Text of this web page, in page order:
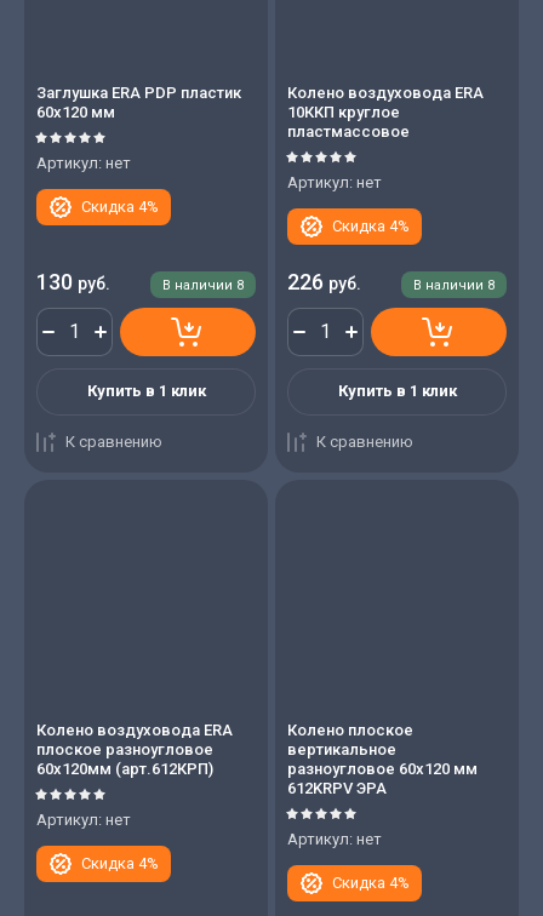
Заглушка ERA PDP пластик
60х120 мм
Артикул: нет
Скидка 4%
В наличии 8
130 руб.
Купить в 1 клик
К сравнению
Колено воздуховода ERA
10ККП круглое
пластмассовое
Артикул: нет
Скидка 4%
В наличии 8
226 руб.
Купить в 1 клик
К сравнению
Колено воздуховода ERA
плоское разноугловое
60х120мм (арт.612КРП)
Артикул: нет
Скидка 4%
Колено плоское
вертикальное
разноугловое 60х120 мм
612KRPV ЭРА
Артикул: нет
Скидка 4%